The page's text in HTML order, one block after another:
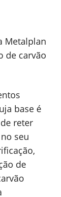
Metalplan
de carvão
base é
reter
seu
de